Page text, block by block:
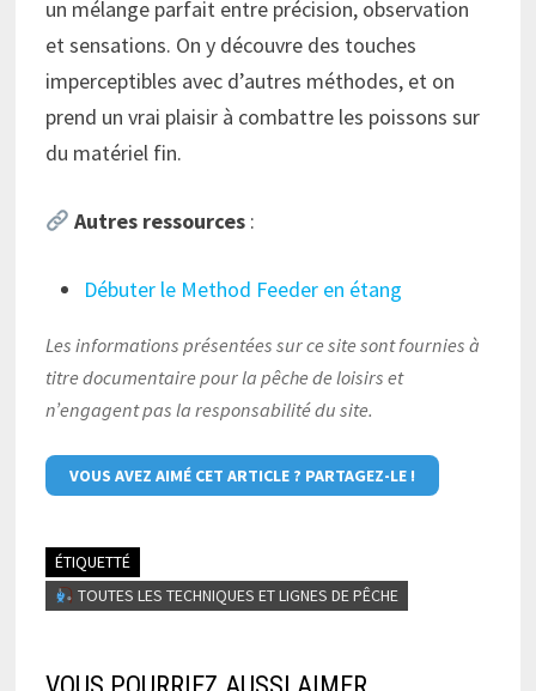
un mélange parfait entre précision, observation
et sensations. On y découvre des touches
imperceptibles avec d’autres méthodes, et on
prend un vrai plaisir à combattre les poissons sur
du matériel fin.
Autres ressources :
Débuter le Method Feeder en étang
Les informations présentées sur ce site sont fournies à
titre documentaire pour la pêche de loisirs et
n’engagent pas la responsabilité du site.
VOUS AVEZ AIMÉ CET ARTICLE ? PARTAGEZ-LE !
ÉTIQUETTÉ
TOUTES LES TECHNIQUES ET LIGNES DE PÊCHE